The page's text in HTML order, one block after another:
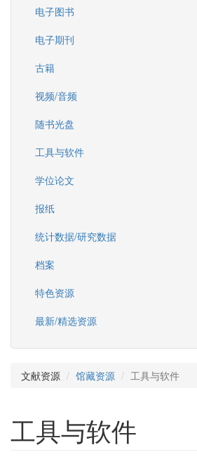
电子图书
电子期刊
古籍
视频/音频
随书光盘
工具与软件
学位论文
报纸
统计数据/研究数据
档案
特色资源
最新/精选资源
文献资源 馆藏资源 工具与软件
工具与软件